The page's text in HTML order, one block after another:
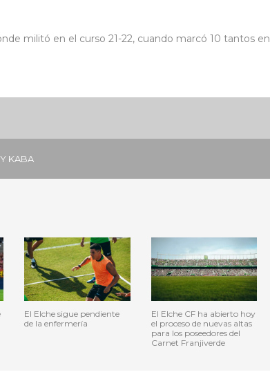
militó en el curso 21-22, cuando marcó 10 tantos en
KABA
El Elche sigue pendiente
de la enfermería
El Elche CF ha abierto hoy
el proceso de nuevas altas
para los poseedores del
Carnet Franjiverde